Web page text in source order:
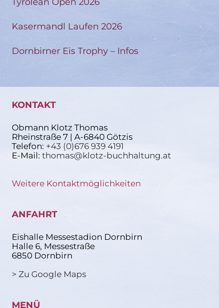
Kasermandl Laufen 2026
Dornbirner Eis Trophy – Infos
KONTAKT
Obmann Klotz Thomas
Rheinstraße 7 | A-6840 Götzis
Telefon: +43 (0)676 939 4191
E-Mail: thomas@klotz-buchhaltung.at
Weitere Kontaktmöglichkeiten
ANFAHRT
Eishalle Messestadion Dornbirn
Halle 6, Messestraße
6850 Dornbirn
> Zu Google Maps
MENÜ